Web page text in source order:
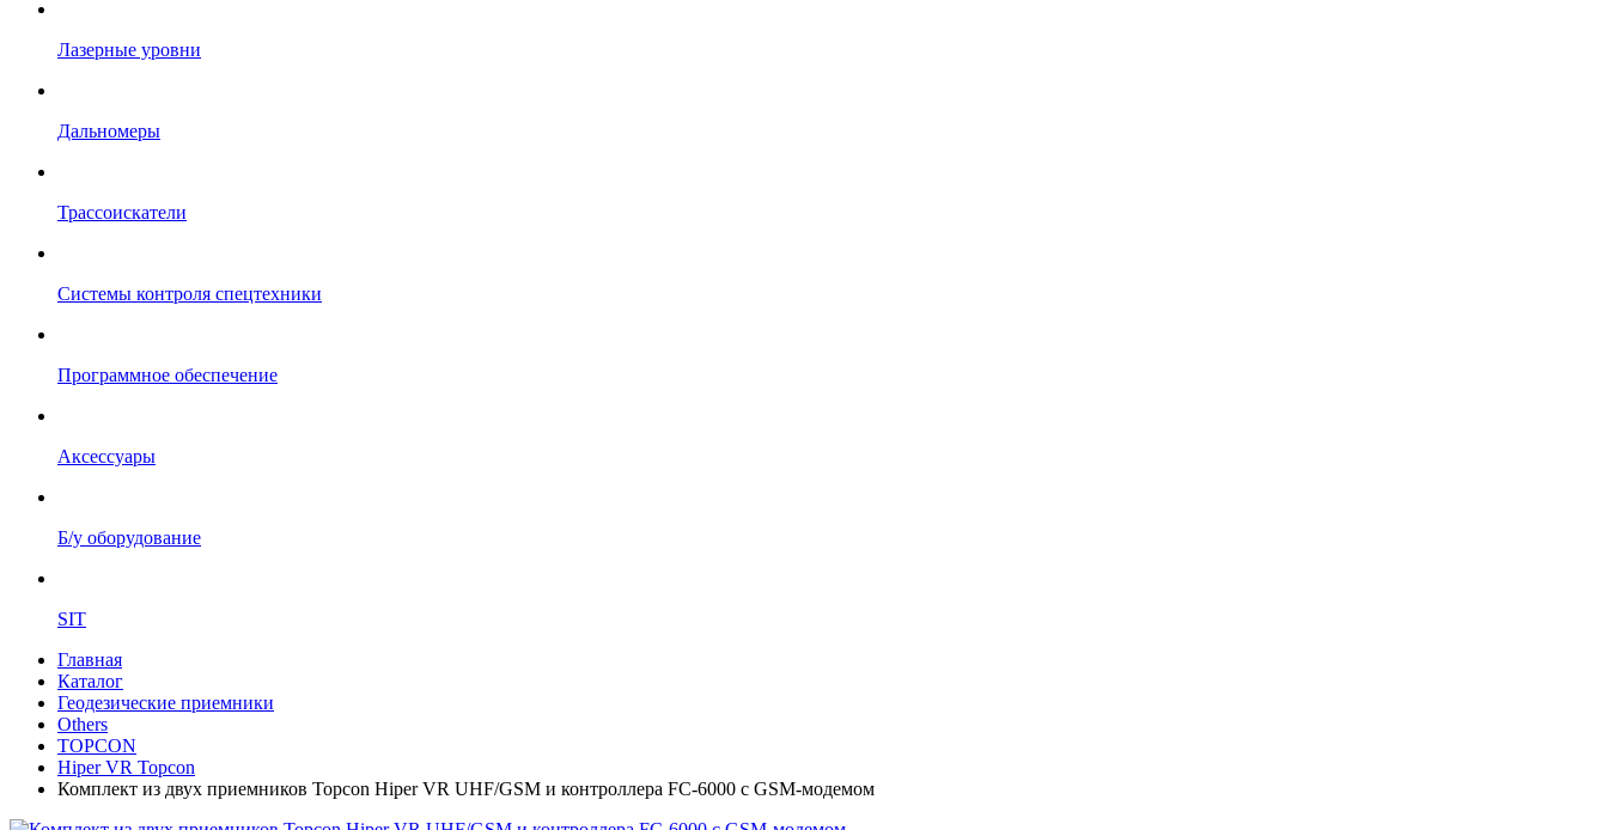
Лазерные уровни
Дальномеры
Трассоискатели
Системы контроля спецтехники
Программное обеспечение
Аксессуары
Б/у оборудование
SIT
Главная
Каталог
Геодезические приемники
Others
TOPCON
Hiper VR Topcon
Комплект из двух приемников Topcon Hiper VR UHF/GSM и контроллера FC-6000 с GSM-модемом